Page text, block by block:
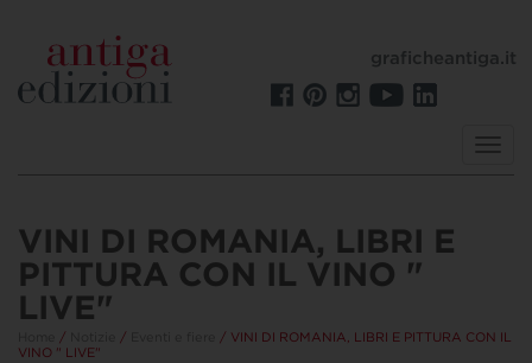
graficheantiga.it
VINI DI ROMANIA, LIBRI E
PITTURA CON IL VINO "
LIVE"
/ /
/ VINI DI ROMANIA, LIBRI E PITTURA CON IL
VINO " LIVE"